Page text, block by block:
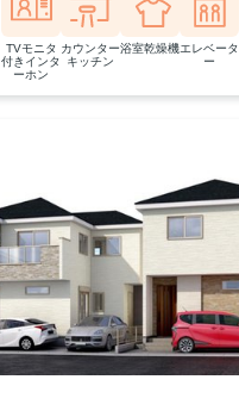
TVモニタ
付きインタ
ーホン
カウンター
キッチン
浴室乾燥機エレベータ
ー